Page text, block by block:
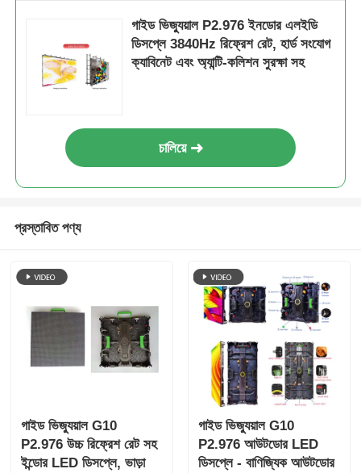
গাইড ভিজ্যুয়াল P2.976 ইনডোর এলইডি
ডিসপ্লে 3840Hz রিফ্রেশ রেট, হার্ড সংযোগ
ক্যাবিনেট এবং অ্যান্টি-কলিশন সুরক্ষা সহ
চালিয়ে
প্রস্তাবিত পণ্য
গাইড ভিজ্যুয়াল G10
P2.976 উচ্চ রিফ্রেশ রেট সহ
ইন্ডোর LED ডিসপ্লে, ভাড়া
গাইড ভিজ্যুয়াল G10
P2.976 আউটডোর LED
ডিসপ্লে - বাণিজ্যিক আউটডোর